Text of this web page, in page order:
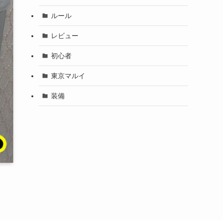
ルール
レビュー
初心者
東京マルイ
装備